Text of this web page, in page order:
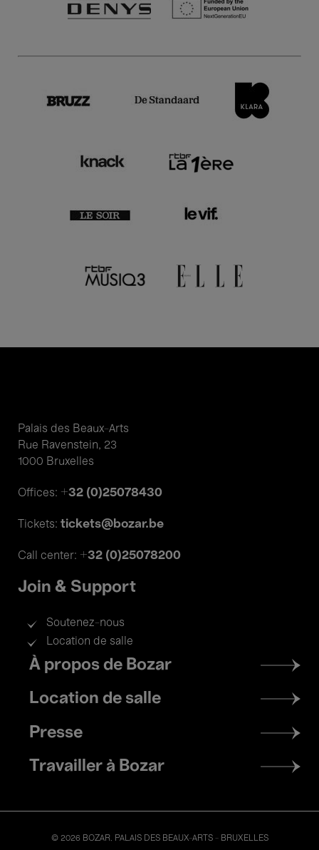
Palais des Beaux-Arts
Rue Ravenstein, 23
1000 Bruxelles
Offices: +32 (0)25078430
Tickets: tickets@bozar.be
Call center: +32 (0)25078200
Join & Support
Soutenez-nous
Location de salle
Footer
menu
À propos de Bozar
Location de salle
Presse
Travailler à Bozar
© 2026 BOZAR. PALAIS DES BEAUX-ARTS - BRUXELLES